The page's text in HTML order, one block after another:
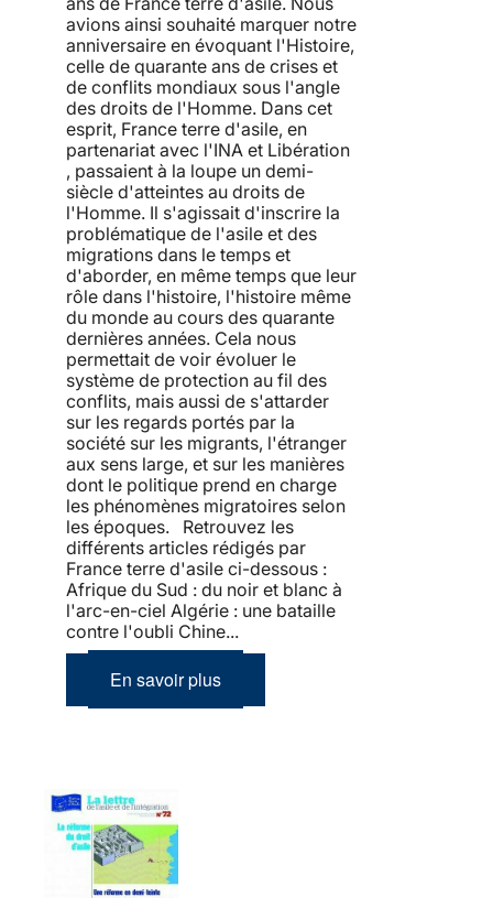
avions ainsi souhaité marquer notre
anniversaire en évoquant l'Histoire,
celle de quarante ans de crises et
de conflits mondiaux sous l'angle
des droits de l'Homme. Dans cet
esprit, France terre d'asile, en
partenariat avec l'INA et Libération
, passaient à la loupe un demi-
siècle d'atteintes au droits de
l'Homme. Il s'agissait d'inscrire la
problématique de l'asile et des
migrations dans le temps et
d'aborder, en même temps que leur
rôle dans l'histoire, l'histoire même
du monde au cours des quarante
dernières années. Cela nous
permettait de voir évoluer le
système de protection au fil des
conflits, mais aussi de s'attarder
sur les regards portés par la
société sur les migrants, l'étranger
aux sens large, et sur les manières
dont le politique prend en charge
les phénomènes migratoires selon
les époques. Retrouvez les
différents articles rédigés par
France terre d'asile ci-dessous :
Afrique du Sud : du noir et blanc à
l'arc-en-ciel Algérie : une bataille
contre l'oubli Chine...
En savoir plus